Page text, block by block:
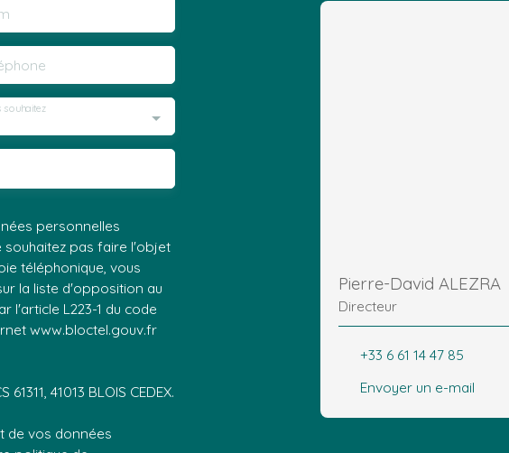
souhaitez
personnelles
souhaitez pas faire l'objet
téléphonique, vous
la liste d'opposition au
l'article L223-1 du code
www.bloctel.gouv.fr
41013 BLOIS CEDEX.
de vos données
Pierre-David ALEZRA
Directeur
+33 6 61 14 47 85
Envoyer un e-mail